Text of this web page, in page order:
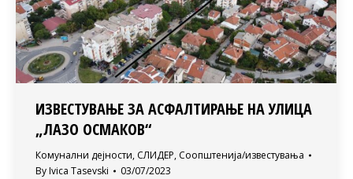
ИЗВЕСТУВАЊЕ ЗА АСФАЛТИРАЊЕ НА УЛИЦА
„ЛАЗО ОСМАКОВ“
Комунални дејности, СЛИДЕР, Соопштенија/известувања
By Ivica Tasevski 03/07/2023